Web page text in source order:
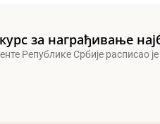
за награђивање
Републике Србије расписао